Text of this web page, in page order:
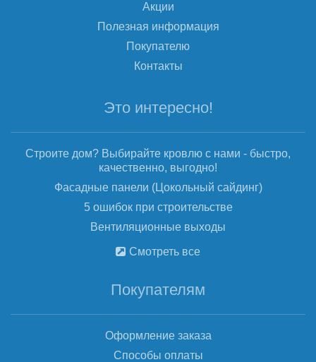
Акции
Полезная информация
Покупателю
Контакты
Это интересно!
Строите дом? Выбирайте кровлю с нами - быстро,
качественно, выгодно!
Фасадные панели (Цокольный сайдинг)
5 ошибок при строительстве
Вентиляционные выходы
Смотреть все
Покупателям
Оформление заказа
Способы оплаты